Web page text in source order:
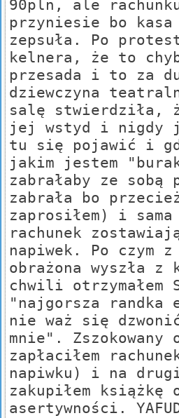
90pln, ale
przyniesie bo
zepsuła. Po
kelnera, że to
przesada i to za
dziewczyna
salę stwierdziła,
jej wstyd i nigdy
tu się pojawić i
jakim jestem
zabrałaby ze
zabrała bo
zaprosiłem) i sama
rachunek
napiwek. Po czym z
obrażona wyszła z
chwili otrzymałem
"najgorsza randka
nie waż się
mnie". Zszokowany
zapłaciłem
napiwku) i na
zakupiłem książkę
asertywności.